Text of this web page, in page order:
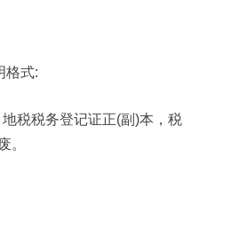
格式:
税税务登记证正(副)本，税
。